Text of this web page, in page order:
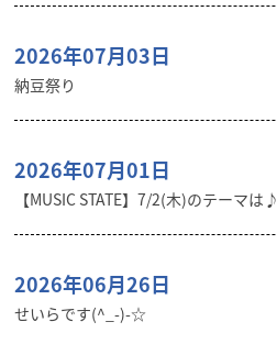
2026年07月03日
納豆祭り
2026年07月01日
【MUSIC STATE】7/2(木)のテーマは♪
2026年06月26日
せいらです(^_-)-☆